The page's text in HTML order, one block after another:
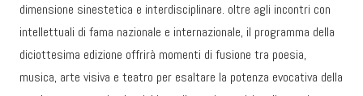
dimensione sinestetica e interdisciplinare. oltre agli incontri con
intellettuali di fama nazionale e internazionale, il programma della
diciottesima edizione offrirà momenti di fusione tra poesia,
musica, arte visiva e teatro per esaltare la potenza evocativa della